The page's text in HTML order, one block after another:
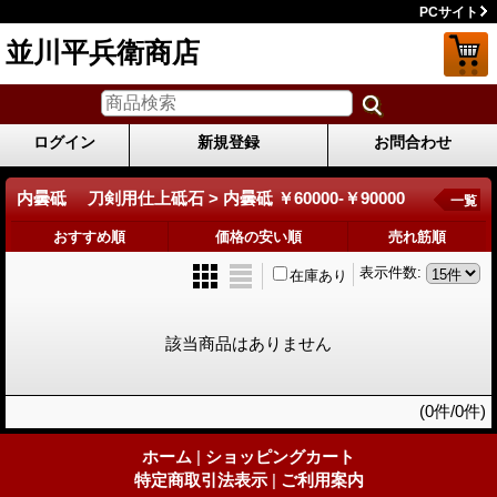
PCサイト
並川平兵衛商店
ログイン 新規登録 お問合わせ
内曇砥 刀剣用仕上砥石 > 内曇砥 ￥60000-￥90000 一覧
おすすめ順 価格の安い順 売れ筋順
表示件数:
在庫あり
該当商品はありません
(0件/0件)
ホーム | ショッピングカート
特定商取引法表示 | ご利用案内